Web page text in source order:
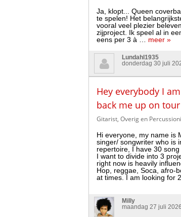
Ja, klopt... Queen
te spelen! Het
vooral veel plezier
zijproject. Ik speel al in
eens per 3 à … meer »
Lundahl1935
donderdag 30 juli
Hey everybody I
back me up on tour
Gitarist, Overig en
Hi everyone, my name is
singer/ songwriter who is
repertoire, I have 30
I want to divide into 3
right now is heavily
Hop, reggae, Soca, afro-
at times. I am looking for
Milly
maandag 27 juli 2026